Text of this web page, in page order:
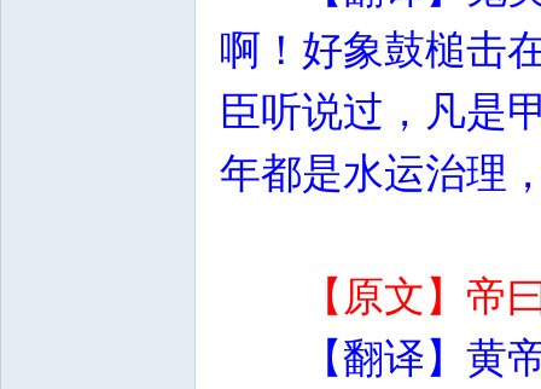
啊！好象鼓槌击
臣听说过，凡是
年都是水运治理
【原文】帝
【翻译】黄